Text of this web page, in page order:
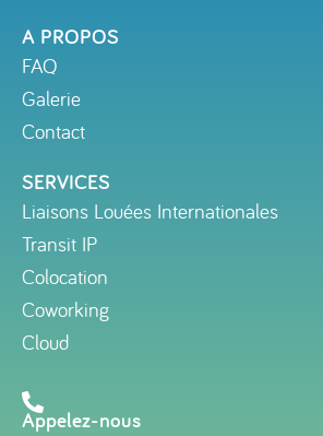
A PROPOS
FAQ
Galerie
Contact
SERVICES
Liaisons Louées Internationales
Transit IP
Colocation
Coworking
Cloud
Appelez-nous